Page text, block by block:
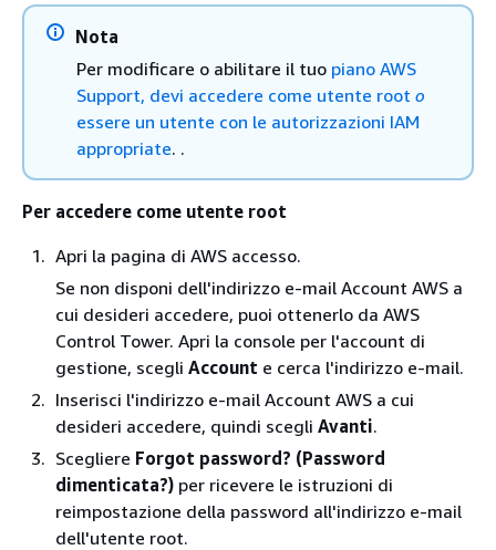
Nota
Per modificare o abilitare il tuo piano AWS
Support, devi accedere come utente root o
essere un utente con le autorizzazioni IAM
appropriate. .
Per accedere come utente root
Apri la pagina di AWS accesso.
Se non disponi dell'indirizzo e-mail Account AWS a
cui desideri accedere, puoi ottenerlo da AWS
Control Tower. Apri la console per l'account di
gestione, scegli Account e cerca l'indirizzo e-mail.
Inserisci l'indirizzo e-mail Account AWS a cui
desideri accedere, quindi scegli Avanti.
Scegliere Forgot password? (Password
dimenticata?) per ricevere le istruzioni di
reimpostazione della password all'indirizzo e-mail
dell'utente root.